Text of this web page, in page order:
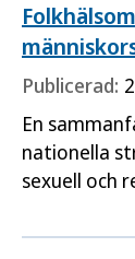
Publicerad:
En
nationella
sexuell och